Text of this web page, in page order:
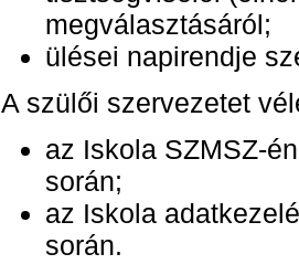
megválasztásáról;
ülései napirendje
A szülői szervezetet
az Iskola SZMSZ-
során;
az Iskola
során.